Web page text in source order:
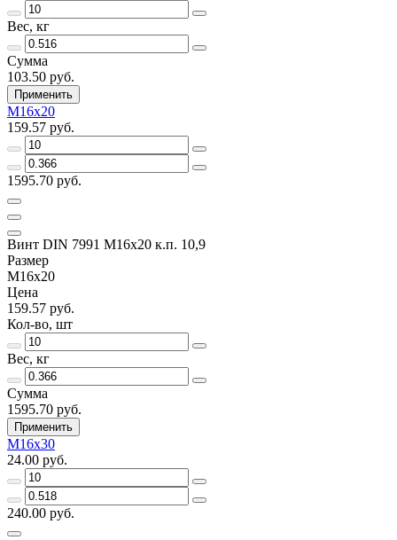
Вес, кг
Сумма
103.50 руб.
Применить
M16х20
159.57 руб.
1595.70 руб.
Винт DIN 7991 M16х20 к.п. 10,9
Размер
M16х20
Цена
159.57 руб.
Кол-во, шт
Вес, кг
Сумма
1595.70 руб.
Применить
M16х30
24.00 руб.
240.00 руб.